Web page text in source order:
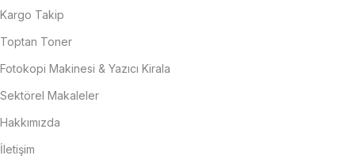
Kargo Takip
Toptan Toner
Fotokopi Makinesi & Yazıcı Kirala
Sektörel Makaleler
Hakkımızda
İletişim